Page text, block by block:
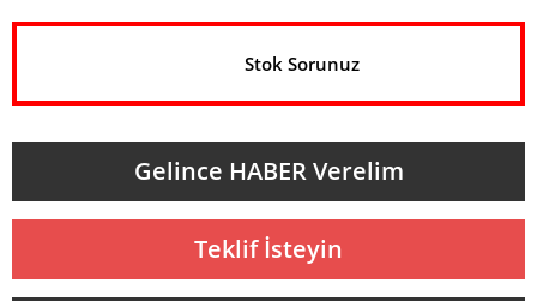
Stok Sorunuz
Gelince HABER Verelim
Teklif İsteyin